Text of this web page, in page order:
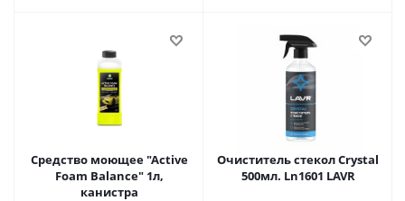
Средство моющее "Active
Foam Balance" 1л,
канистра
Очиститель стекол Crystal
500мл. Ln1601 LAVR